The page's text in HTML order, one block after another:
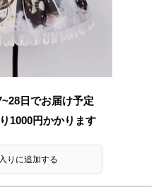
日でお届け予定
1000円かかります
りに追加する